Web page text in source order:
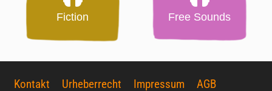
Fiction Free Sounds
Kontakt Urheberrecht Impressum
AGB